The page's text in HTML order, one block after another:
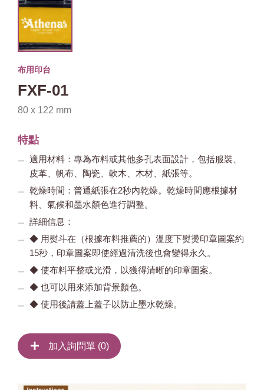
布用印台
FXF-01
80 x 122 mm
特點
適用材料：專為布料或其他多孔表面設計，包括服裝、
皮革、帆布、陶瓷、軟木、木材、紙張等。
乾燥時間：普通紙張在2秒內乾燥。乾燥時間應根據材
料、氣候和墨水顏色進行調整。
詳細信息：
◆ 用熨斗在（根據布料推薦的）溫度下熨燙印章圖案約
15秒，印章圖案即使經過清洗後也會變得永久。
◆ 使布料平整或光滑，以獲得清晰的印章圖案。
◆ 也可以用來添加背景顏色。
◆ 使用後請蓋上蓋子以防止墨水乾燥。
加入詢問單 (0)